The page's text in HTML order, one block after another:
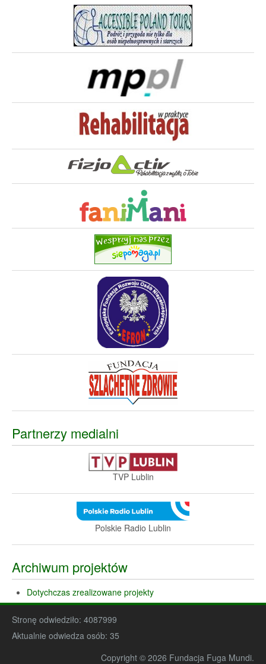
Partnerzy medialni
TVP Lublin
Polskie Radio Lublin
Archiwum projektów
Dotychczas zrealizowane projekty
Stronę odwiedziło: 4087999
Aktualnie odwiedza osób: 35
Copyright © 2026 Fundacja Fuga Mundi.